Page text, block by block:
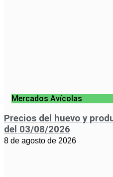
Mercados Avícolas
Precios del huevo y
del 03/08/2026
8 de agosto de 2026